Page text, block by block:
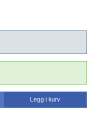
Legg i kurv